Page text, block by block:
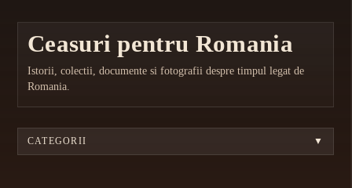
Ceasuri pentru Romania
Istorii, colectii, documente si fotografii despre timpul legat de
Romania.
CATEGORII ▼